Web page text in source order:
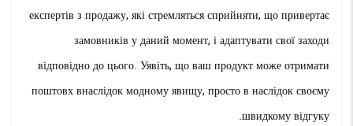
експертів з продажу, які стремляться сприйняти, що привертає
замовників у даний момент, і адаптувати свої заходи
відповідно до цього. Уявіть, що ваш продукт може отримати
поштовх внаслідок модному явищу, просто в наслідок своєму
швидкому відгуку.